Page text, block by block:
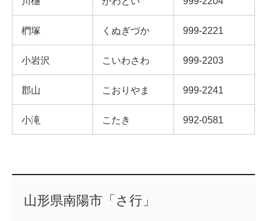
椚塚 くぬぎづか 999-2221
小岩沢 こいわさわ 999-2203
郡山 こおりやま 999-2241
小滝 こたき 992-0581
山形県南陽市「さ行」